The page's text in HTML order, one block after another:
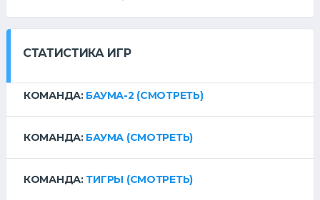
СТАТИСТИКА ИГР
КОМАНДА: БАУМА-2 (СМОТРЕТЬ)
КОМАНДА: БАУМА (СМОТРЕТЬ)
КОМАНДА: ТИГРЫ (СМОТРЕТЬ)